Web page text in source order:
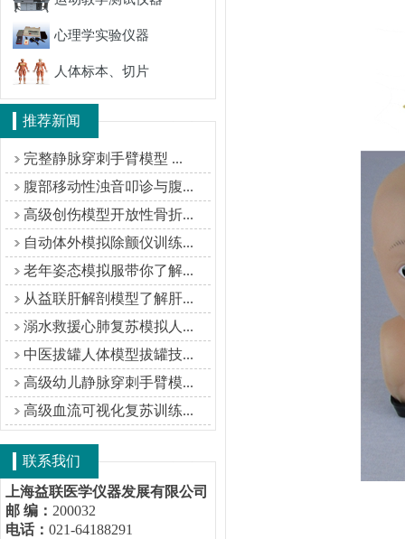
心理学实验仪器
人体标本、切片
推荐新闻
完整静脉穿刺手臂模型 ...
腹部移动性浊音叩诊与腹...
高级创伤模型开放性骨折...
自动体外模拟除颤仪训练...
老年姿态模拟服带你了解...
从益联肝解剖模型了解肝...
溺水救援心肺复苏模拟人...
中医拔罐人体模型拔罐技...
高级幼儿静脉穿刺手臂模...
高级血流可视化复苏训练...
联系我们
上海益联医学仪器发展有限公司
邮 编： 200032
电话： 021-64188291